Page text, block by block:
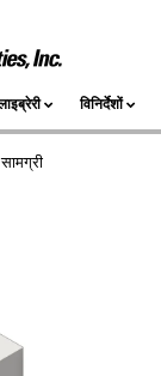
विनिर्देशों